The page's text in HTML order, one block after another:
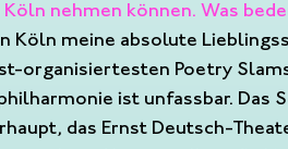
nehmen können. Was
Köln meine absolute
organisiertesten Poetry
ist unfassbar. Das
das Ernst Deutsch-